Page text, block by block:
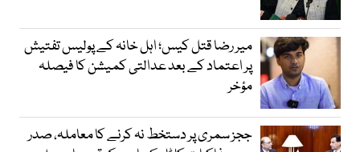
میر رضا قتل کیس؛ اہل خانہ کے پولیس تفتیش
پر اعتماد کے بعد عدالتی کمیشن کا فیصلہ
مؤخر
ججز سمری پر دستخط نہ کرنے کا معاملہ، صدر